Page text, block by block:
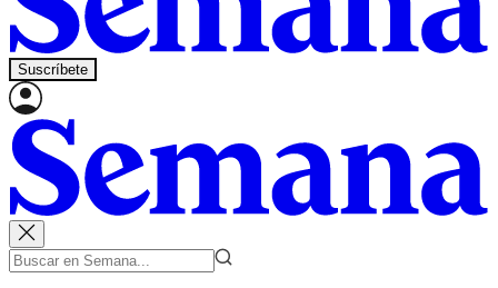
Suscríbete